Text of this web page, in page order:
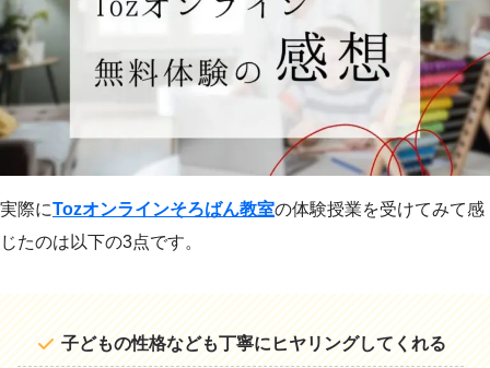
実際にTozオンラインそろばん教室の体験授業を受けてみて感
じたのは以下の3点です。
子どもの性格なども丁寧にヒヤリングしてくれる